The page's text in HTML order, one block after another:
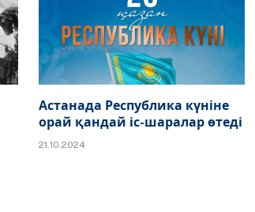
Астанада Республика күніне
орай қандай іс-шаралар өтеді
21.10.2024